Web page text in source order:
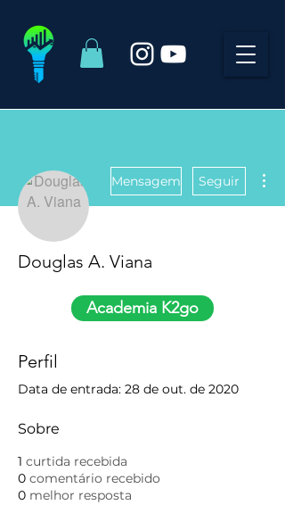
Mensagem Seguir
Douglas A. Viana
Academia K2go
Perfil
Data de entrada: 28 de out. de 2020
Sobre
1 curtida recebida
0 comentário recebido
0 melhor resposta